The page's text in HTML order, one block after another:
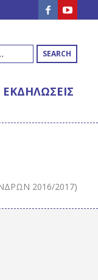
SEARCH
ΕΚΔΗΛΩΣΕΙΣ
2016/2017)